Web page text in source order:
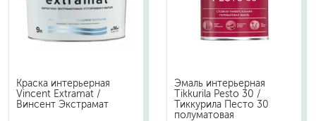
Краска интерьерная
Vincent Extramat /
Винсент Экстрамат
Эмаль интерьерная
Tikkurila Pesto 30 /
Тиккурила Песто 30
полуматовая